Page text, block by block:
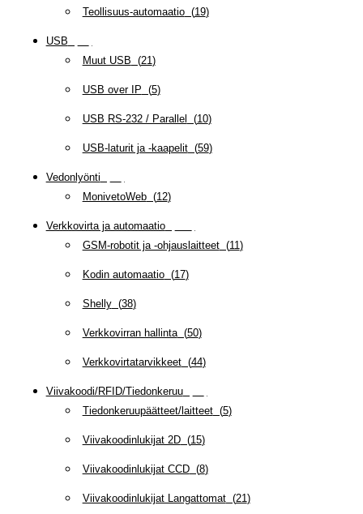
Teollisuus-automaatio(19)
USB
Muut USB (21)
USB over IP (5)
USB RS-232 / Parallel (10)
USB-laturit ja -kaapelit(59)
Vedonlyönti
MonivetoWeb(12)
Verkkovirta ja automaatio(
GSM-robotit ja -ohjauslaitteet(11)
Kodin automaatio(17)
Shelly(38)
Verkkovirran hallinta(50)
Verkkovirtatarvikkeet(44)
Viivakoodi/RFID/Tiedonkeruu(
Tiedonkeruupäätteet/laitteet(5)
Viivakoodinlukijat 2D(15)
Viivakoodinlukijat CCD(8)
Viivakoodinlukijat Langattomat(21)